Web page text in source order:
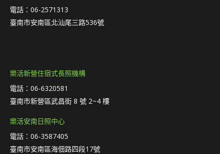
電話：06-2571313
臺南市安南區北汕尾三路536號
樂活新營住宿式長照機構
電話：06-6320581
臺南市新營區武昌街 8 號 2~4 樓
樂活安南日照中心
電話：06-3587405
臺南市安南區海佃路四段17號